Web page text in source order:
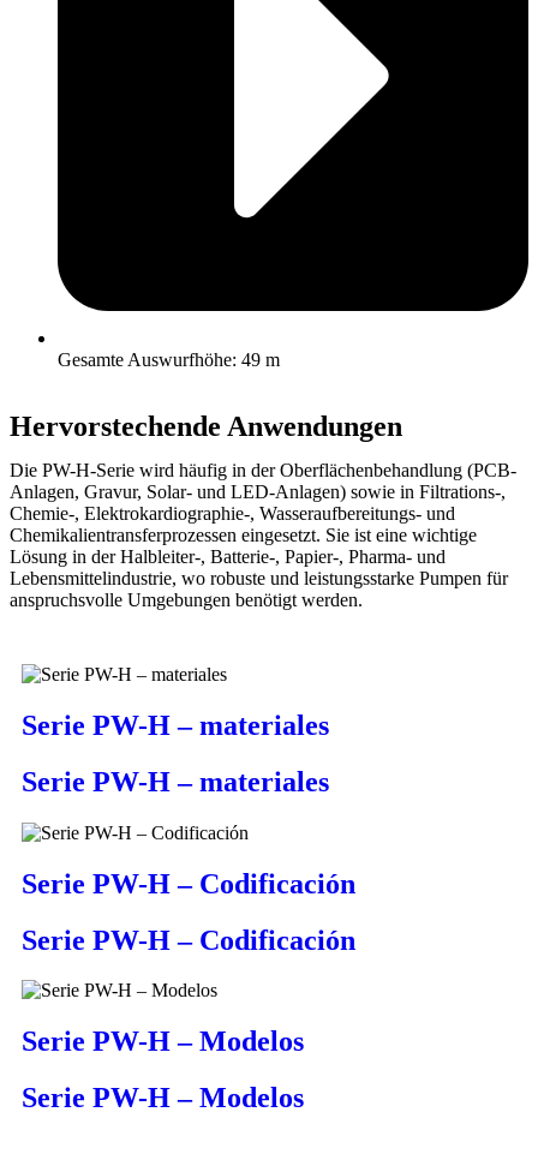
Gesamte Auswurfhöhe: 49 m
Hervorstechende Anwendungen
Die PW-H-Serie wird häufig in der Oberflächenbehandlung (PCB-
Anlagen, Gravur, Solar- und LED-Anlagen) sowie in Filtrations-,
Chemie-, Elektrokardiographie-, Wasseraufbereitungs- und
Chemikalientransferprozessen eingesetzt. Sie ist eine wichtige
Lösung in der Halbleiter-, Batterie-, Papier-, Pharma- und
Lebensmittelindustrie, wo robuste und leistungsstarke Pumpen für
anspruchsvolle Umgebungen benötigt werden.
Serie PW-H – materiales
Serie PW-H – materiales
Serie PW-H – Codificación
Serie PW-H – Codificación
Serie PW-H – Modelos
Serie PW-H – Modelos